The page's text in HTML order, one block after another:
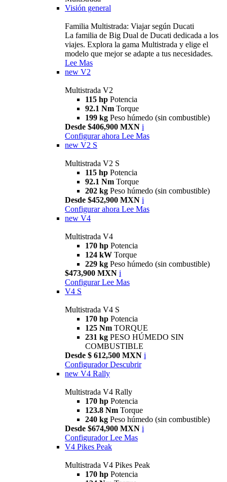
Visión general
Familia Multistrada: Viajar según Ducati
La familia de Big Dual de Ducati dedicada a los
viajes. Explora la gama Multistrada y elige el
modelo que mejor se adapte a tus necesidades.
Lee Mas
new V2
Multistrada V2
115 hp Potencia
92.1 Nm Torque
199 kg Peso húmedo (sin combustible)
Desde $406,900 MXN i
Configurar ahora Lee Mas
new V2 S
Multistrada V2 S
115 hp Potencia
92.1 Nm Torque
202 kg Peso húmedo (sin combustible)
Desde $452,900 MXN i
Configurar ahora Lee Mas
new V4
Multistrada V4
170 hp Potencia
124 kW Torque
229 kg Peso húmedo (sin combustible)
$473,900 MXN i
Configurar Lee Mas
V4 S
Multistrada V4 S
170 hp Potencia
125 Nm TORQUE
231 kg PESO HÚMEDO SIN
COMBUSTIBLE
Desde $ 612,500 MXN i
Configurador Descubrir
new V4 Rally
Multistrada V4 Rally
170 hp Potencia
123.8 Nm Torque
240 kg Peso húmedo (sin combustible)
Desde $674,900 MXN i
Configurador Lee Mas
V4 Pikes Peak
Multistrada V4 Pikes Peak
170 hp Potencia